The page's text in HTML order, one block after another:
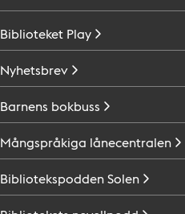
Biblioteket Play
Nyhetsbrev
Barnens bokbuss
Mångspråkiga lånecentralen
BibliotekspoddenSolen